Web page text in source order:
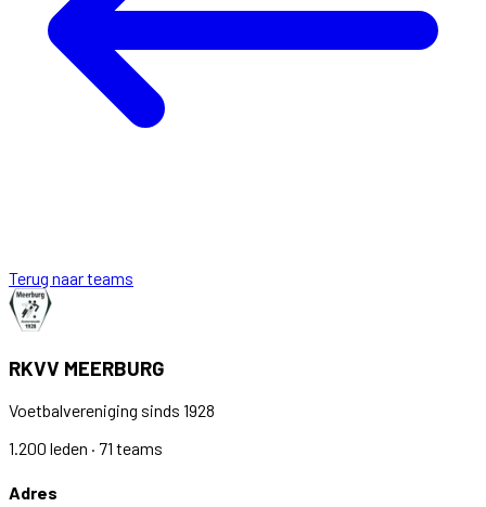
Terug naar teams
RKVV MEERBURG
Voetbalvereniging sinds 1928
1.200 leden · 71 teams
Adres